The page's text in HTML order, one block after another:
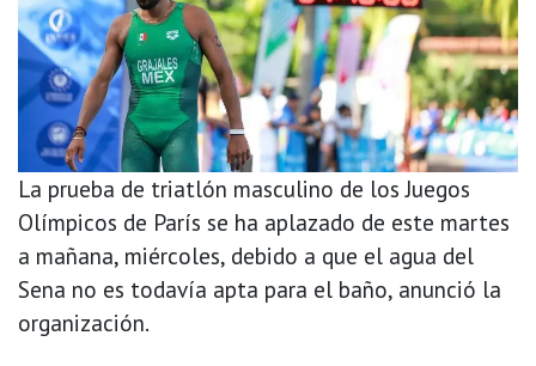
La prueba de triatlón masculino de los Juegos
Olímpicos de París se ha aplazado de este martes
a mañana, miércoles, debido a que el agua del
Sena no es todavía apta para el baño, anunció la
organización.